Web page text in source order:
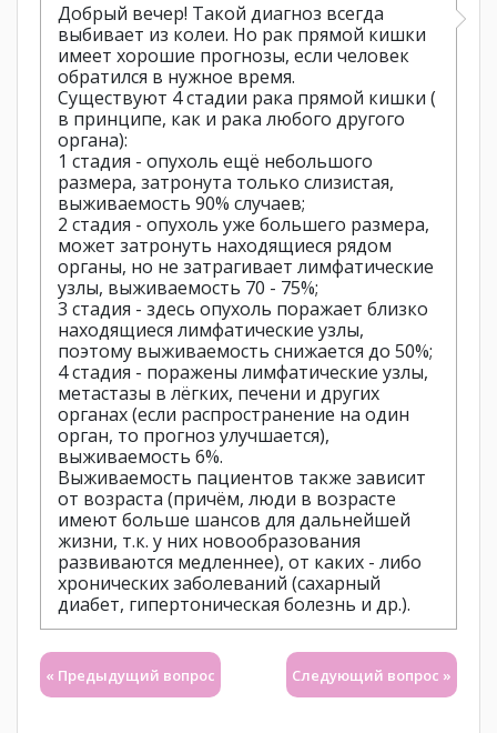
Добрый вечер! Такой диагноз всегда
выбивает из колеи. Но рак прямой кишки
имеет хорошие прогнозы, если человек
обратился в нужное время.
Существуют 4 стадии рака прямой кишки (
в принципе, как и рака любого другого
органа):
1 стадия - опухоль ещё небольшого
размера, затронута только слизистая,
выживаемость 90% случаев;
2 стадия - опухоль уже большего размера,
может затронуть находящиеся рядом
органы, но не затрагивает лимфатические
узлы, выживаемость 70 - 75%;
3 стадия - здесь опухоль поражает близко
находящиеся лимфатические узлы,
поэтому выживаемость снижается до 50%;
4 стадия - поражены лимфатические узлы,
метастазы в лёгких, печени и других
органах (если распространение на один
орган, то прогноз улучшается),
выживаемость 6%.
Выживаемость пациентов также зависит
от возраста (причём, люди в возрасте
имеют больше шансов для дальнейшей
жизни, т.к. у них новообразования
развиваются медленнее), от каких - либо
хронических заболеваний (сахарный
диабет, гипертоническая болезнь и др.).
« Предыдущий вопрос Следующий вопрос »